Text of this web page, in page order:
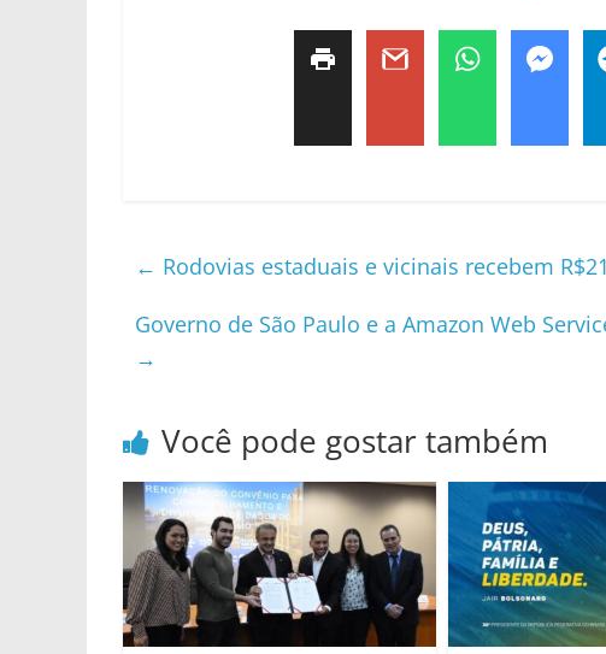
← Rodovias estaduais e vicinais recebem
Governo de São Paulo e a Amazon Web
→
Você pode gostar também